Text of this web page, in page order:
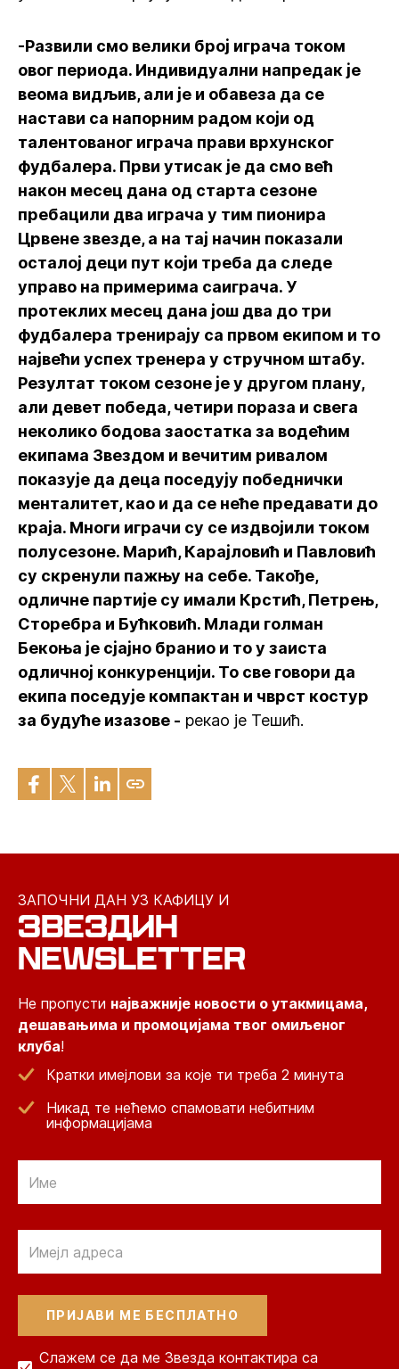
-Развили смо велики број играча током
овог периода. Индивидуални напредак је
веома видљив, али је и обавеза да се
настави са напорним радом који од
талентованог играча прави врхунског
фудбалера. Први утисак је да смо већ
након месец дана од старта сезоне
пребацили два играча у тим пионира
Црвене звезде, а на тај начин показали
осталој деци пут који треба да следе
управо на примерима саиграча. У
протеклих месец дана још два до три
фудбалера тренирају са првом екипом и то
највећи успех тренера у стручном штабу.
Резултат током сезоне је у другом плану,
али девет победа, четири пораза и свега
неколико бодова заостатка за водећим
екипама Звездом и вечитим ривалом
показује да деца поседују победнички
менталитет, као и да се неће предавати до
краја. Многи играчи су се издвојили током
полусезоне. Марић, Карајловић и Павловић
су скренули пажњу на себе. Такође,
одличне партије су имали Крстић, Петрењ,
Сторебра и Бућковић. Млади голман
Бекоња је сјајно бранио и то у заиста
одличној конкуренцији. То све говори да
екипа поседује компактан и чврст костур
за будуће изазове - рекао је Тешић.
ЗАПОЧНИ ДАН УЗ КАФИЦУ И
ЗВЕЗДИН
NEWSLETTER
Не пропусти најважније новости о утакмицама,
дешавањима и промоцијама твог омиљеног
клуба!
Кратки имејлови за које ти треба 2 минута
Никад те нећемо спамовати небитним
информацијама
Слажем се да ме Звезда контактира са